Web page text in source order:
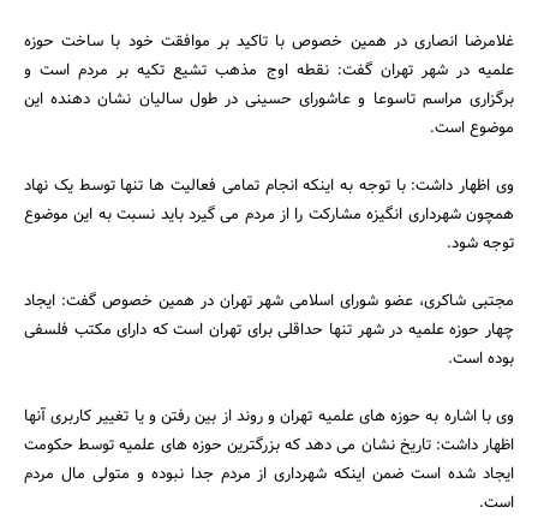
جستجو
غلامرضا انصاری در همین خصوص با تاکید بر موافقت خود با ساخت حوزه
علمیه در شهر تهران گفت: نقطه اوج مذهب تشیع تکیه بر مردم است و
برگزاری مراسم تاسوعا و عاشورای حسینی در طول سالیان نشان دهنده این
موضوع است.
وی اظهار داشت: با توجه به اینکه انجام تمامی فعالیت ها تنها توسط یک نهاد
همچون شهرداری انگیزه مشارکت را از مردم می گیرد باید نسبت به این موضوع
توجه شود.
مجتبی شاکری، عضو شورای اسلامی شهر تهران در همین خصوص گفت: ایجاد
چهار حوزه علمیه در شهر تنها حداقلی برای تهران است که دارای مکتب فلسفی
بوده است.
وی با اشاره به حوزه های علمیه تهران و روند از بین رفتن و یا تغییر کاربری آنها
اظهار داشت: تاریخ نشان می دهد که بزرگترین حوزه های علمیه توسط حکومت
ایجاد شده است ضمن اینکه شهرداری از مردم جدا نبوده و متولی مال مردم
است.